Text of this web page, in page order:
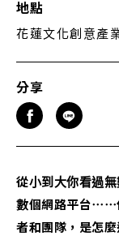
地點
花蓮文化創意產
分享
從小到大你看過
數個網路平台⋯⋯
者和團隊，是怎麼